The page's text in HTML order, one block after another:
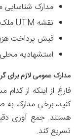
مدارک شناسایی
نقشه UTM ملک.
فیش پرداخت
استشهادیه
مدارک عمومی لازم
فارغ از اینکه از کدام
کنید، برخی مدارک به
هستند. جمع آوری
تسریع کند.